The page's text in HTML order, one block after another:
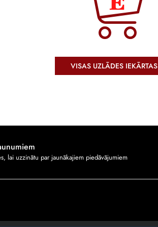
VISAS UZLĀDES IEKĀRTAS
lai uzzinātu par jaunākajiem piedāvājumiem